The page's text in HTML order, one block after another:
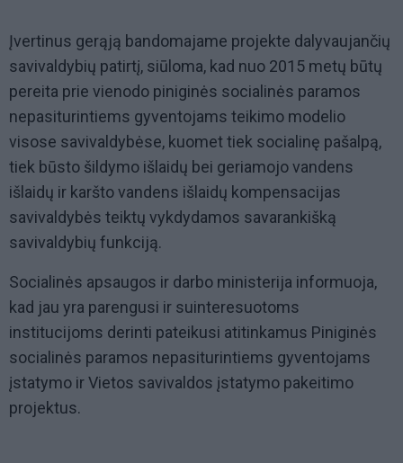
Įvertinus gerąją bandomajame projekte dalyvaujančių
savivaldybių patirtį, siūloma, kad nuo 2015 metų būtų
pereita prie vienodo piniginės socialinės paramos
nepasiturintiems gyventojams teikimo modelio
visose savivaldybėse, kuomet tiek socialinę pašalpą,
tiek būsto šildymo išlaidų bei geriamojo vandens
išlaidų ir karšto vandens išlaidų kompensacijas
savivaldybės teiktų vykdydamos savarankišką
savivaldybių funkciją.
Socialinės apsaugos ir darbo ministerija informuoja,
kad jau yra parengusi ir suinteresuotoms
institucijoms derinti pateikusi atitinkamus Piniginės
socialinės paramos nepasiturintiems gyventojams
įstatymo ir Vietos savivaldos įstatymo pakeitimo
projektus.